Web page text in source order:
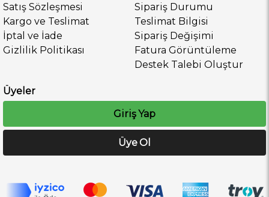
Satış Sözleşmesi
Kargo ve Teslimat
İptal ve İade
Gizlilik Politikası
Sipariş Durumu
Teslimat Bilgisi
Sipariş Değişimi
Fatura Görüntüleme
Destek Talebi Oluştur
Üyeler
Giriş Yap
Üye Ol